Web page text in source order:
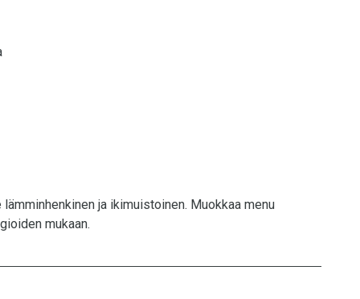
ja ikimuistoinen. Muokkaa menu
mukaan.